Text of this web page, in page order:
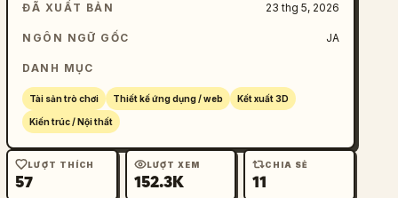
ĐÃ XUẤT BẢN 23 thg 5, 2026
NGÔN NGỮ GỐC JA
DANH MỤC
Tài sản trò chơi Thiết kế ứng dụng / web Kết xuất 3D
Kiến trúc / Nội thất
LƯỢT THÍCH
57
LƯỢT XEM
152.3K
CHIA SẺ
11